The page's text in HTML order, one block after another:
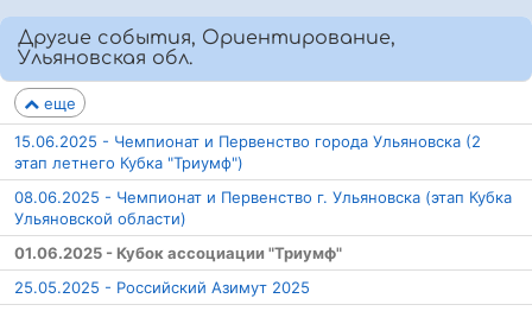
Другие события, Ориентирование,
Ульяновская обл.
еще
15.06.2025 - Чемпионат и Первенство города Ульяновска (2
этап летнего Кубка "Триумф")
08.06.2025 - Чемпионат и Первенство г. Ульяновска (этап Кубка
Ульяновской области)
01.06.2025 - Кубок ассоциации "Триумф"
25.05.2025 - Российский Азимут 2025